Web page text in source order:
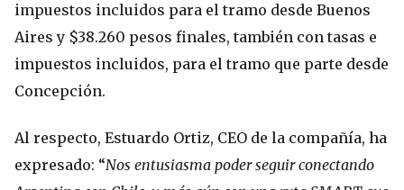
impuestos incluidos para el tramo desde Buenos
Aires y $38.260 pesos finales, también con tasas e
impuestos incluidos, para el tramo que parte desde
Concepción.
Al respecto, Estuardo Ortiz, CEO de la compañía, ha
expresado: “Nos entusiasma poder seguir conectando